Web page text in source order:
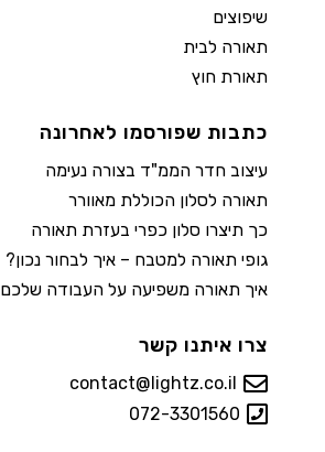
שיפוצים
תאורה לבית
תאורת חוץ
כתבות שפורסמו לאחרונה
עיצוב חדר הממ"ד בצורה נעימה
תאורה לסלון הכוללת מאוורר
כך תיצרו סלון כפרי בעזרת תאורה
גופי תאורה למטבח – איך לבחור נכון?
איך תאורה משפיעה על העבודה שלכם
צרו איתנו קשר
contact@lightz.co.il
072-3301560